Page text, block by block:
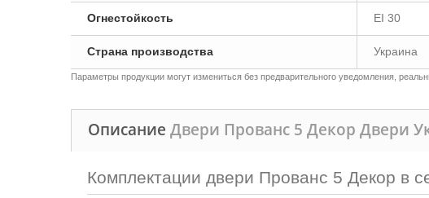
Огнестойкость EI 30
Страна производства Украина
Параметры продукции могут измениться без предварительного уведомления,
Описание Двери Прованс 5 Декор Двери
Комплектации двери Прованс 5 Декор в